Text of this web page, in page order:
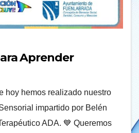
Aprender
hoy hemos realizado nuestro
impartido por Belén
ADA. 💙 Queremos